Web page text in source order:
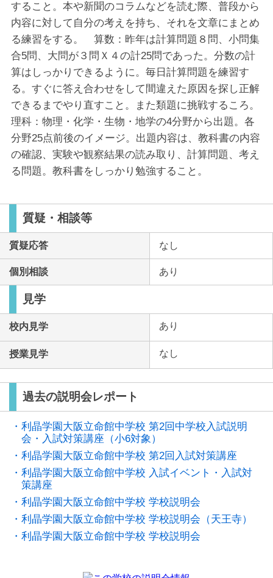
すること。本や新聞のコラムなどを読む際、普段から
内容に対して自分の考えを持ち、それを文章にまとめ
る練習をする。 算数：昨年は計算問題８問、小問集
合5問、大問が３問Ｘ４の計25問であった。分数の計
算はしっかりできるように。毎日計算問題を練習す
る。すぐに答え合わせをして間違えた原因を探し正解
できるまでやり直すこと。また類題に挑戦するころ。
理科：物理・化学・生物・地学の4分野から出題。各
分野25点前後のイメージ。出題内容は、教科書の内容
の確認、実験や観察結果の読み取り、計算問題、考え
る問題。教科書をしっかり勉強すること。
質疑・相談等
質疑応答 なし
個別相談 あり
見学
校内見学 あり
授業見学 なし
過去の説明会レポート
・利晶学園大阪立命館中学校 第2回中学校入試説明
会・入試対策講座（小6対象）
・利晶学園大阪立命館中学校 第2回入試対策講座
・利晶学園大阪立命館中学校 入試イベント・入試対
策講座
・利晶学園大阪立命館中学校 学校説明会
・利晶学園大阪立命館中学校 学校説明会（天王寺）
・利晶学園大阪立命館中学校 学校説明会